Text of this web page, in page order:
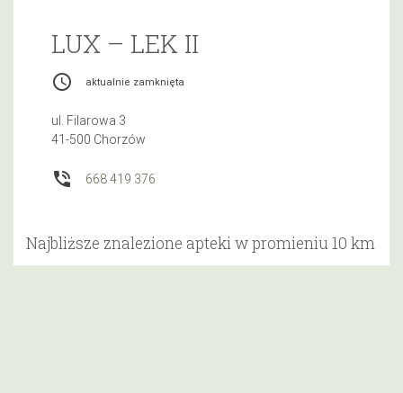
LUX – LEK II
access_time aktualnie zamknięta
ul. Filarowa 3
41-500 Chorzów
phone_in_talk 668 419 376
Najbliższe znalezione apteki w promieniu 10 km